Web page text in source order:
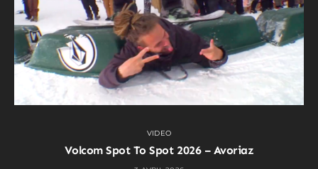
VIDEO
Volcom Spot To Spot 2026 – Avoriaz